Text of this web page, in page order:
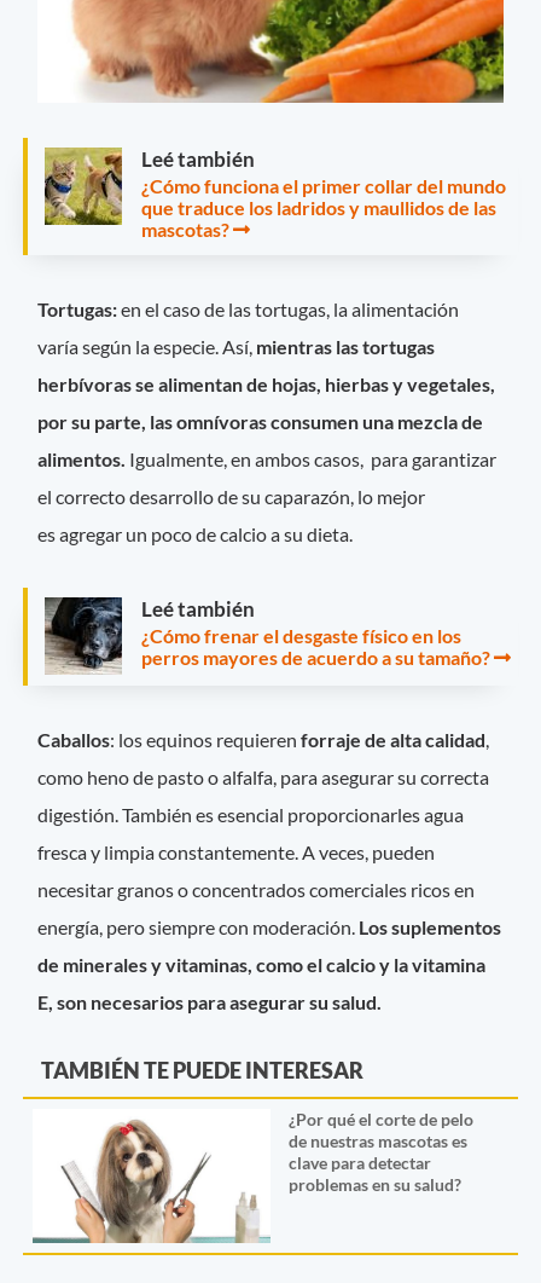
Leé también
¿Cómo funciona el primer collar del mundo
que traduce los ladridos y maullidos de las
mascotas?
Tortugas:en el caso de las tortugas, la alimentación
varía según la especie. Así, mientras las tortugas
herbívoras se alimentan de hojas, hierbas y vegetales,
por su parte, las omnívoras consumen una mezcla de
alimentos. Igualmente, en ambos casos, para garantizar
el correcto desarrollo de su caparazón, lo mejor
es agregar un poco de calcio a su dieta.
Leé también
¿Cómo frenar el desgaste físico en los
perros mayores de acuerdo a su tamaño?
Caballos: los equinos requieren forraje de alta calidad
como heno de pasto o alfalfa, para asegurar su correcta
digestión. También es esencial proporcionarles agua
fresca y limpia constantemente. A veces, pueden
necesitar granos o concentrados comerciales ricos en
energía, pero siempre con moderación. Los suplementos
de minerales y vitaminas, como el calcio y la vitamina
E, son necesarios para asegurar su salud.
TAMBIÉN TE PUEDE INTERESAR
¿Por qué el corte de pelo
de nuestras mascotas es
clave para detectar
problemas en su salud?